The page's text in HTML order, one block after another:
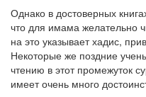
Однако в достоверных
что для имама желательно
на это указывает хадис,
Некоторые же поздние
чтению в этот промежуток
имеет очень много